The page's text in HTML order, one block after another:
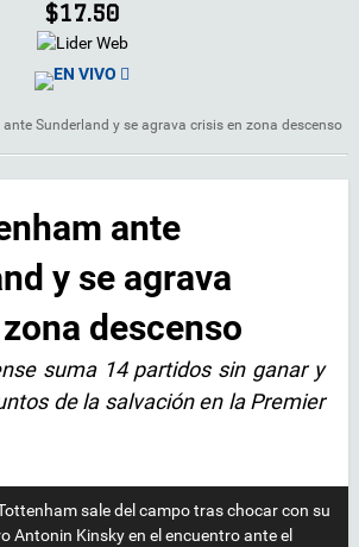
$17.50
EN VIVO
Sunderland y se agrava crisis en zona descenso
ante
y se agrava
descenso
suma 14 partidos sin ganar y
de la salvación en la Premier
sale del campo tras chocar con su
Antonin Kinsky en el encuentro ante el